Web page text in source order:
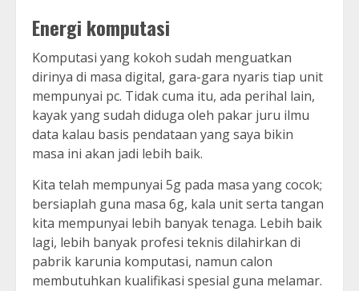
Energi komputasi
Komputasi yang kokoh sudah menguatkan
dirinya di masa digital, gara-gara nyaris tiap unit
mempunyai pc. Tidak cuma itu, ada perihal lain,
kayak yang sudah diduga oleh pakar juru ilmu
data kalau basis pendataan yang saya bikin
masa ini akan jadi lebih baik.
Kita telah mempunyai 5g pada masa yang cocok;
bersiaplah guna masa 6g, kala unit serta tangan
kita mempunyai lebih banyak tenaga. Lebih baik
lagi, lebih banyak profesi teknis dilahirkan di
pabrik karunia komputasi, namun calon
membutuhkan kualifikasi spesial guna melamar.